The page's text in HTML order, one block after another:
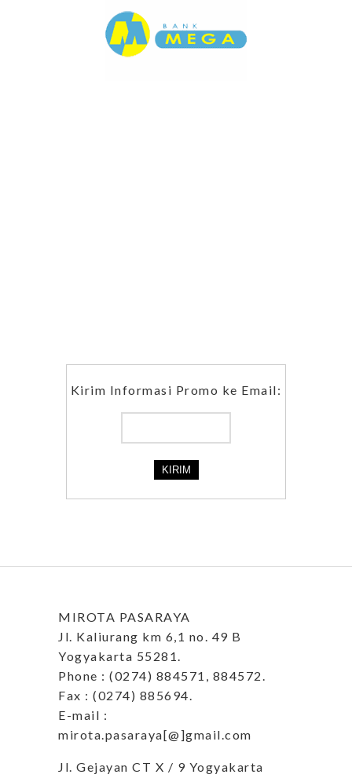
Kirim Informasi Promo ke Email:
MIROTA PASARAYA
Jl. Kaliurang km 6,1 no. 49 B
Yogyakarta 55281.
Phone : (0274) 884571, 884572.
Fax : (0274) 885694.
E-mail :
mirota.pasaraya[@]gmail.com
Jl. Gejayan CT X / 9 Yogyakarta